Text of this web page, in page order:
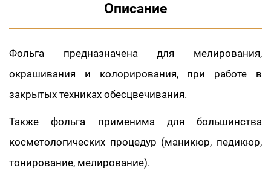
Описание
Фольга предназначена для мелирования,
окрашивания и колорирования, при работе в
закрытых техниках обесцвечивания.
Также фольга применима для большинства
косметологических процедур (маникюр, педикюр,
тонирование, мелирование).